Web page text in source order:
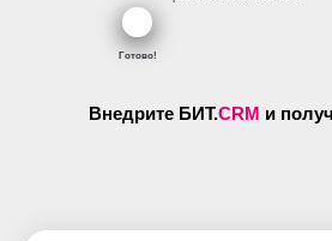
Готово!
Внедрите БИТ.СRM и